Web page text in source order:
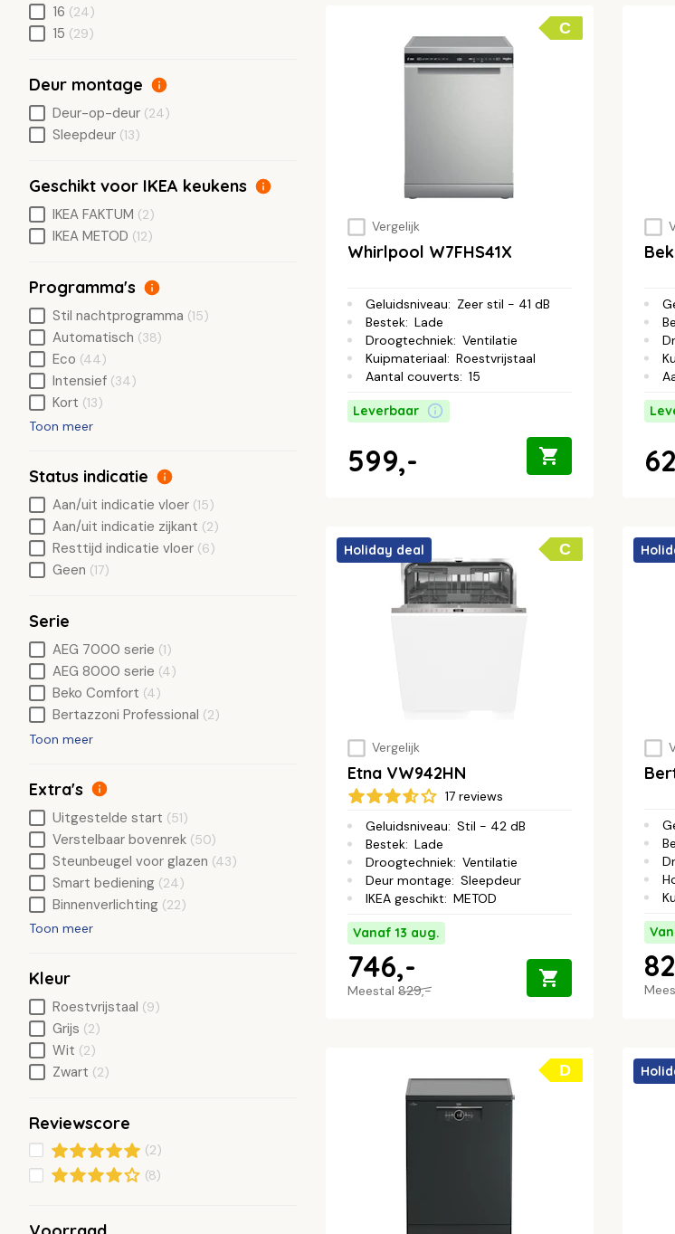
C
Vergelijk
Whirlpool W7FHS41X
Geluidsniveau: Zeer stil - 41 dB
Bestek: Lade
Droogtechniek: Ventilatie
Kuipmateriaal: Roestvrijstaal
Aantal couverts: 15
Leverbaar
599,-
C
Holiday deal
Vergelijk
Etna VW942HN
17 reviews
Geluidsniveau: Stil - 42 dB
Bestek: Lade
Droogtechniek: Ventilatie
Deur montage: Sleepdeur
IKEA geschikt: METOD
Vanaf 13 aug.
Meestal 829,-
746,-
D
16 (24)
15 (29)
Deur montage
Deur-op-deur (24)
Sleepdeur (13)
Geschikt voor IKEA keukens
IKEA FAKTUM (2)
IKEA METOD (12)
Programma's
Stil nachtprogramma (15)
Automatisch (38)
Eco (44)
Intensief (34)
Kort (13)
Toon meer
Status indicatie
Aan/uit indicatie vloer (15)
Aan/uit indicatie zijkant (2)
Resttijd indicatie vloer (6)
Geen (17)
Serie
AEG 7000 serie (1)
AEG 8000 serie (4)
Beko Comfort (4)
Bertazzoni Professional (2)
Toon meer
Extra's
Uitgestelde start (51)
Verstelbaar bovenrek (50)
Steunbeugel voor glazen (43)
Smart bediening (24)
Binnenverlichting (22)
Toon meer
Kleur
Roestvrijstaal (9)
Grijs (2)
Wit (2)
Zwart (2)
Reviewscore
(2)
(8)